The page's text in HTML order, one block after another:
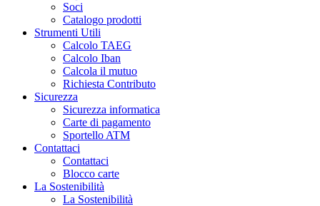
Soci
Catalogo prodotti
Strumenti Utili
Calcolo TAEG
Calcolo Iban
Calcola il mutuo
Richiesta Contributo
Sicurezza
Sicurezza informatica
Carte di pagamento
Sportello ATM
Contattaci
Contattaci
Blocco carte
La Sostenibilità
La Sostenibilità